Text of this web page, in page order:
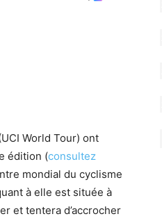
World Tour) ont
édition (consultez
mondial du cyclisme
à elle est située à
et tentera d’accrocher